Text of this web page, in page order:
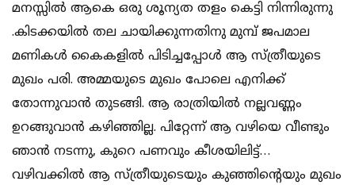
മനസ്സിൽ ആകെ ഒരു ശൂന്യത തളം കെട്ടി നിന്നിരുന്നു
.കിടക്കയിൽ തല ചായിക്കുന്നതിനു മുമ്പ് ജപമാല
മണികൾ കൈകളിൽ പിടിച്ചപ്പോൾ ആ സ്ത്രീയുടെ
മുഖം പരി. അമ്മയുടെ മുഖം പോലെ എനിക്ക്
തോന്നുവാൻ തുടങ്ങി. ആ രാത്രിയിൽ നല്ലവണ്ണം
ഉറങ്ങുവാൻ കഴിഞ്ഞില്ല. പിറ്റേന്ന് ആ വഴിയെ വീണ്ടും
ഞാൻ നടന്നു, കുറെ പണവും കീശയിലിട്ട്…
വഴിവക്കിൽ ആ സ്ത്രീയുടെയും കുഞ്ഞിന്റെയും മുഖം